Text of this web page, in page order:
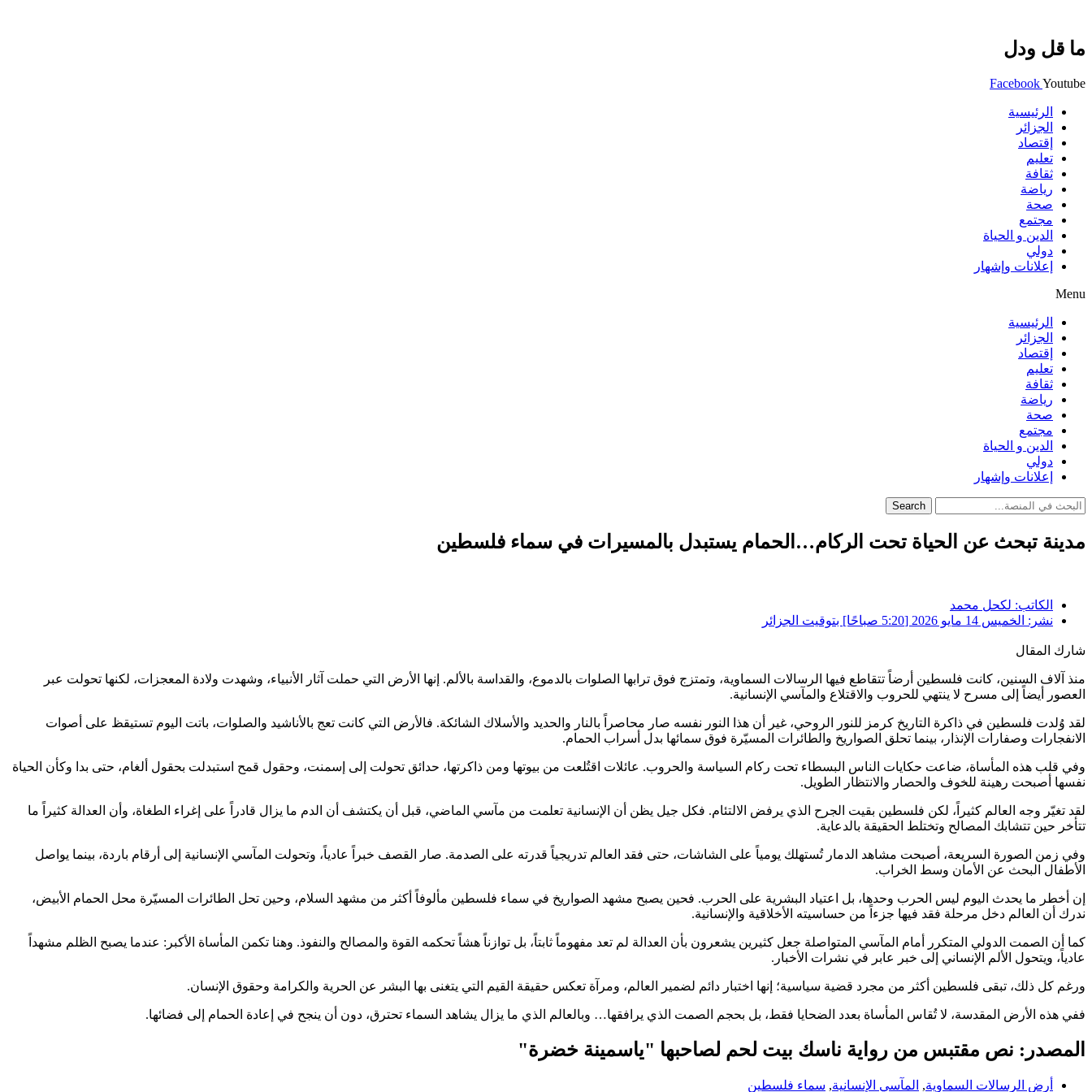
ما قل ودل
FacebookYoutube
الرئيسية
الجزائر
إقتصاد
تعليم
ثقافة
رياضة
صحة
مجتمع
الدين و الحياة
دولي
إعلانات وإشهار
Menu
الرئيسية
الجزائر
إقتصاد
تعليم
ثقافة
رياضة
صحة
مجتمع
الدين و الحياة
دولي
إعلانات وإشهار
Search
مدينة تبحث عن الحياة تحت الركام…الحمام يستبدل بالمسيرات في سماء فلسطين
الكاتب: لكحل محمد
نشر: الخميس 14 مايو 2026 [5:20 صباحًا] بتوقيت الجزائر
شارك المقال
منذ آلاف السنين، كانت فلسطين أرضاً تتقاطع فيها الرسالات السماوية، وتمتزج فوق ترابها الصلوات بالدموع، والقداسة بالألم. إنها الأرض التي حملت آثار الأنبياء، وشهدت ولادة المعجزات، لكنها تحولت عبر
العصور أيضاً إلى مسرح لا ينتهي للحروب والاقتلاع والمآسي الإنسانية.
لقد وُلدت فلسطين في ذاكرة التاريخ كرمز للنور الروحي، غير أن هذا النور نفسه صار محاصراً بالنار والحديد والأسلاك الشائكة. فالأرض التي كانت تعج بالأناشيد والصلوات، باتت اليوم تستيقظ على أصوات
الانفجارات وصفارات الإنذار، بينما تحلق الصواريخ والطائرات المسيّرة فوق سمائها بدل أسراب الحمام.
وفي قلب هذه المأساة، ضاعت حكايات الناس البسطاء تحت ركام السياسة والحروب. عائلات اقتُلعت من بيوتها ومن ذاكرتها، حدائق تحولت إلى إسمنت، وحقول قمح استبدلت بحقول ألغام، حتى بدا وكأن الحياة
نفسها أصبحت رهينة للخوف والحصار والانتظار الطويل.
لقد تغيّر وجه العالم كثيراً، لكن فلسطين بقيت الجرح الذي يرفض الالتئام. فكل جيل يظن أن الإنسانية تعلمت من مآسي الماضي، قبل أن يكتشف أن الدم ما يزال قادراً على إغراء الطغاة، وأن العدالة كثيراً ما
تتأخر حين تتشابك المصالح وتختلط الحقيقة بالدعاية.
وفي زمن الصورة السريعة، أصبحت مشاهد الدمار تُستهلك يومياً على الشاشات، حتى فقد العالم تدريجياً قدرته على الصدمة. صار القصف خبراً عادياً، وتحولت المآسي الإنسانية إلى أرقام باردة، بينما يواصل
الأطفال البحث عن الأمان وسط الخراب.
إن أخطر ما يحدث اليوم ليس الحرب وحدها، بل اعتياد البشرية على الحرب. فحين يصبح مشهد الصواريخ في سماء فلسطين مألوفاً أكثر من مشهد السلام، وحين تحل الطائرات المسيّرة محل الحمام الأبيض،
ندرك أن العالم دخل مرحلة فقد فيها جزءاً من حساسيته الأخلاقية والإنسانية.
كما أن الصمت الدولي المتكرر أمام المآسي المتواصلة جعل كثيرين يشعرون بأن العدالة لم تعد مفهوماً ثابتاً، بل توازناً هشاً تحكمه القوة والمصالح والنفوذ. وهنا تكمن المأساة الأكبر: عندما يصبح الظلم مشهداً
عادياً، ويتحول الألم الإنساني إلى خبر عابر في نشرات الأخبار.
ورغم كل ذلك، تبقى فلسطين أكثر من مجرد قضية سياسية؛ إنها اختبار دائم لضمير العالم، ومرآة تعكس حقيقة القيم التي يتغنى بها البشر عن الحرية والكرامة وحقوق الإنسان.
ففي هذه الأرض المقدسة، لا تُقاس المأساة بعدد الضحايا فقط، بل بحجم الصمت الذي يرافقها… وبالعالم الذي ما يزال يشاهد السماء تحترق، دون أن ينجح في إعادة الحمام إلى فضائها.
المصدر: نص مقتبس من رواية ناسك بيت لحم لصاحبها "ياسمينة خضرة"
أرض الرسالات السماوية, المآسي الإنسانية, سماء فلسطين